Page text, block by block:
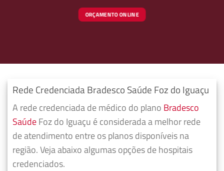
ORÇAMENTO ONLINE
Rede Credenciada Bradesco Saúde Foz do Iguaçu
A rede credenciada de médico do plano Bradesco
SaúdeFoz do Iguaçu é considerada a melhor rede
de atendimento entre os planos disponíveis na
região. Veja abaixo algumas opções de hospitais
credenciados.